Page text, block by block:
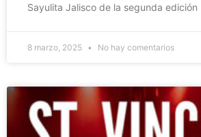
Sayulita Jalisco de la segunda edición
8 marzo, 2025 No hay comentarios